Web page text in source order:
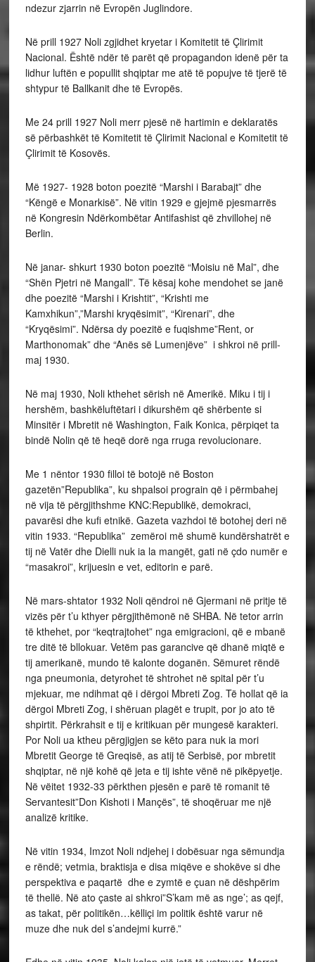
ndezur zjarrin në Evropën Juglindore.
Në prill 1927 Noli zgjidhet kryetar i Komitetit të Çlirimit
Nacional. Është ndër të parët që propagandon idenë për ta
lidhur luftën e popullit shqiptar me atë të popujve të tjerë të
shtypur të Ballkanit dhe të Evropës.
Me 24 prill 1927 Noli merr pjesë në hartimin e deklaratës
së përbashkët të Komitetit të Çlirimit Nacional e Komitetit të
Çlirimit të Kosovës.
Më 1927- 1928 boton poezitë “Marshi i Barabajt” dhe
“Këngë e Monarkisë”. Në vitin 1929 e gjejmë pjesmarrës
në Kongresin Ndërkombëtar Antifashist që zhvillohej në
Berlin.
Në janar- shkurt 1930 boton poezitë “Moisiu në Mal”, dhe
“Shën Pjetri në Mangall”. Të kësaj kohe mendohet se janë
dhe poezitë “Marshi i Krishtit”, “Krishti me
Kamxhikun”,”Marshi kryqësimit”, “Kirenari”, dhe
“Kryqësimi”. Ndërsa dy poezitë e fuqishme”Rent, or
Marthonomak” dhe “Anës së Lumenjëve” i shkroi në prill-
maj 1930.
Në maj 1930, Noli kthehet sërish në Amerikë. Miku i tij i
hershëm, bashkëluftëtari i dikurshëm që shërbente si
Minsitër i Mbretit në Washington, Faik Konica, përpiqet ta
bindë Nolin që të heqë dorë nga rruga revolucionare.
Me 1 nëntor 1930 filloi të botojë në Boston
gazetën”Republika”, ku shpalsoi prograin që i përmbahej
në vija të përgjithshme KNC:Republikë, demokraci,
pavarësi dhe kufi etnikë. Gazeta vazhdoi të botohej deri në
vitin 1933. “Republika” zemëroi më shumë kundërshatrët e
tij në Vatër dhe Dielli nuk ia la mangët, gati në çdo numër e
“masakroi”, krijuesin e vet, editorin e parë.
Në mars-shtator 1932 Noli qëndroi në Gjermani në pritje të
vizës për t’u kthyer përgjithëmonë në SHBA. Në tetor arrin
të kthehet, por “keqtrajtohet” nga emigracioni, që e mbanë
tre ditë të bllokuar. Vetëm pas garancive që dhanë miqtë e
tij amerikanë, mundo të kalonte doganën. Sëmuret rëndë
nga pneumonia, detyrohet të shtrohet në spital për t’u
mjekuar, me ndihmat që i dërgoi Mbreti Zog. Të hollat që ia
dërgoi Mbreti Zog, i shëruan plagët e trupit, por jo ato të
shpirtit. Përkrahsit e tij e kritikuan për mungesë karakteri.
Por Noli ua ktheu përgjigjen se këto para nuk ia mori
Mbretit George të Greqisë, as atij të Serbisë, por mbretit
shqiptar, në një kohë që jeta e tij ishte vënë në pikëpyetje.
Në vëitet 1932-33 përkthen pjesën e parë të romanit të
Servantesit”Don Kishoti i Mançës”, të shoqëruar me një
analizë kritike.
Në vitin 1934, Imzot Noli ndjehej i dobësuar nga sëmundja
e rëndë; vetmia, braktisja e disa miqëve e shokëve si dhe
perspektiva e paqartë dhe e zymtë e çuan në dëshpërim
të thellë. Në ato çaste ai shkroi”S’kam më as nge’; as qejf,
as takat, për politikën…këlliçi im politik është varur në
muze dhe nuk del s’andejmi kurrë.”